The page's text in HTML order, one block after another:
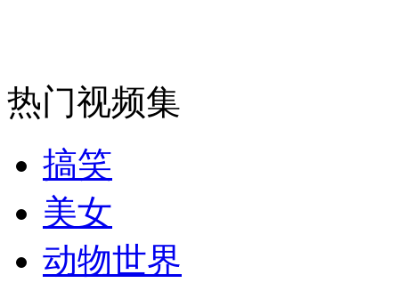
走！跟着总书记去植树
消防员救轻生者
纽约上演“枕头大战”
热门视频集
搞笑
美女
动物世界